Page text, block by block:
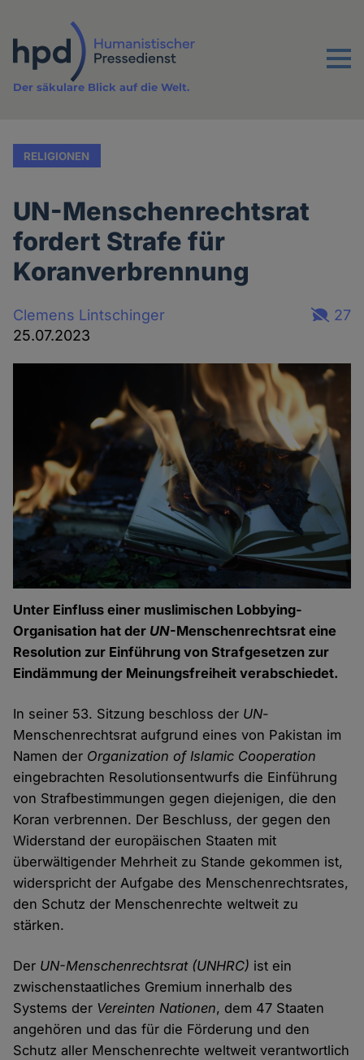
Inhalt
Menu
Der säkulare Blick auf die Welt.
RELIGIONEN
UN-Menschenrechtsrat
fordert Strafe für
Koranverbrennung
Clemens Lintschinger
25.07.2023
27
Unter Einfluss einer muslimischen Lobbying-
Organisation hat der UN-Menschenrechtsrat eine
Resolution zur Einführung von Strafgesetzen zur
Eindämmung der Meinungsfreiheit verabschiedet.
In seiner 53. Sitzung beschloss der UN-
Menschenrechtsrat aufgrund eines von Pakistan im
Namen der Organization of Islamic Cooperation
eingebrachten Resolutionsentwurfs die Einführung
von Strafbestimmungen gegen diejenigen, die den
Koran verbrennen. Der Beschluss, der gegen den
Widerstand der europäischen Staaten mit
überwältigender Mehrheit zu Stande gekommen ist,
widerspricht der Aufgabe des Menschenrechtsrates,
den Schutz der Menschenrechte weltweit zu
stärken.
Der UN-Menschenrechtsrat (UNHRC) ist ein
zwischenstaatliches Gremium innerhalb des
Systems der Vereinten Nationen, dem 47 Staaten
angehören und das für die Förderung und den
Schutz aller Menschenrechte weltweit verantwortlich